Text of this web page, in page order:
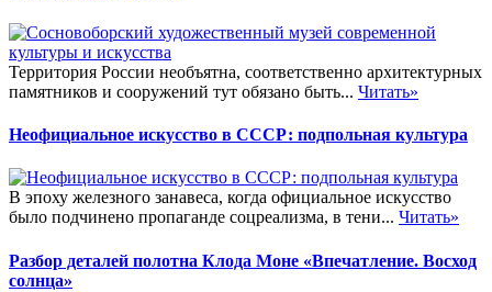
Территория России необъятна, соответственно архитектурных
памятников и сооружений тут обязано быть... Читать»
Неофициальное искусство в СССР: подпольная культура
В эпоху железного занавеса, когда официальное искусство
было подчинено пропаганде соцреализма, в тени... Читать»
Разбор деталей полотна Клода Моне «Впечатление. Восход
солнца»